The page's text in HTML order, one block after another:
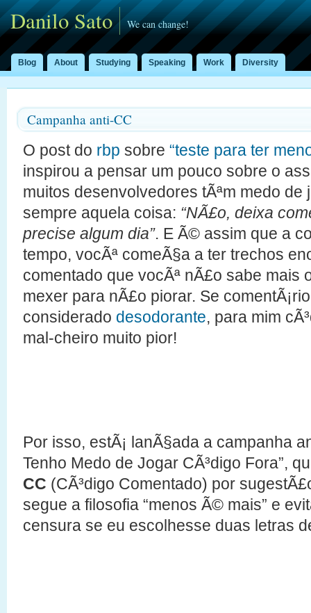
Danilo Sato We can change!
Blog About Studying Speaking Work Diversity
Campanha anti-CC
O post do rbp sobre “teste para ter
inspirou a pensar um pouco sobre o
muitos desenvolvedores tÃªm medo
sempre aquela coisa: “NÃ£o, deixa
precise algum dia”. E Ã© assim que a
tempo, vocÃª comeÃ§a a ter trechos
comentado que vocÃª nÃ£o sabe mais
mexer para nÃ£o piorar. Se
considerado desodorante, para mim
mal-cheiro muito pior!
Por isso, estÃ¡ lanÃ§ada a campanha
Tenho Medo de Jogar CÃ³digo Fora”,
CC (CÃ³digo Comentado) por
segue a filosofia “menos Ã© mais” e
censura se eu escolhesse duas letras